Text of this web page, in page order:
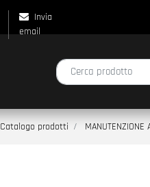
Invia
email
La modifica di un filtro
Catalogo prodotti MANUTENZIONE